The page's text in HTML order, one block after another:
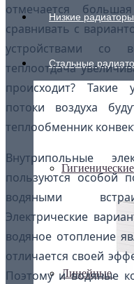
Низкие радиаторы
Стальные
Гигиенические
Линейные
отмечается
сравнивать с
устройствами со
теплоотдача
происходит? Такие
потоки воздуха
теплообменник
Внутрипольные
пользуются особой
водяными
Электрические
водяное отопление
отличается своей
Поэтому и водяные